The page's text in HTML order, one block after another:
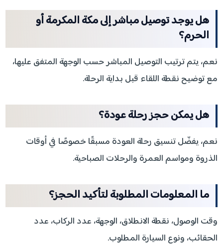
هل يوجد توصيل مباشر إلى مكة المكرمة أو
الحرم؟
نعم، يتم ترتيب التوصيل المباشر حسب الوجهة المتفق عليها،
مع توضيح نقطة اللقاء قبل بداية الرحلة.
هل يمكن حجز رحلة عودة؟
نعم، يفضّل تنسيق رحلة العودة مسبقًا خصوصًا في أوقات
الذروة ومواسم العمرة والرحلات الصباحية.
ما المعلومات المطلوبة لتأكيد الحجز؟
وقت الوصول، نقطة الانطلاق، الوجهة، عدد الركاب، عدد
الحقائب، ونوع السيارة المطلوب.